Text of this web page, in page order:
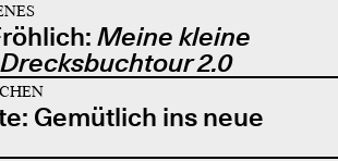
Meine kleine
2.0
Gemütlich ins neue